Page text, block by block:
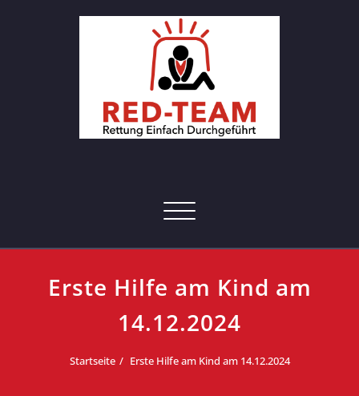
Hamburg
Toggle navigation
Erste Hilfe am Kind am
14.12.2024
Startseite Erste Hilfe am Kind am 14.12.2024